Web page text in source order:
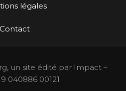
légales
Contact
un site édité par Impact –
040886 00121